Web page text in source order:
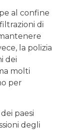
al confine
di
la polizia
dei
molti
per
paesi
degli